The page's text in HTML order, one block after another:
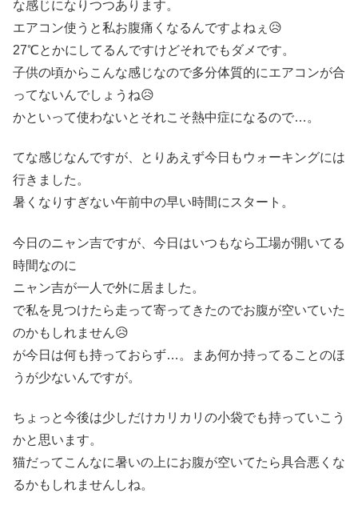
な感じになりつつあります。
エアコン使うと私お腹痛くなるんですよねぇ😥
27℃とかにしてるんですけどそれでもダメです。
子供の頃からこんな感じなので多分体質的にエアコンが合
ってないんでしょうね😥
かといって使わないとそれこそ熱中症になるので…。
てな感じなんですが、とりあえず今日もウォーキングには
行きました。
暑くなりすぎない午前中の早い時間にスタート。
今日のニャン吉ですが、今日はいつもなら工場が開いてる
時間なのに
ニャン吉が一人で外に居ました。
で私を見つけたら走って寄ってきたのでお腹が空いていた
のかもしれません😥
が今日は何も持っておらず…。まあ何か持ってることのほ
うが少ないんですが。
ちょっと今後は少しだけカリカリの小袋でも持っていこう
かと思います。
猫だってこんなに暑いの上にお腹が空いてたら具合悪くな
るかもしれませんしね。